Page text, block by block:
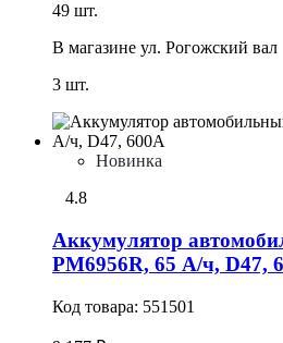
49 шт.
В магазине ул. Рогожский вал
3 шт.
Новинка
4.8
Аккумулятор
PM6956R, 65 А/ч, D47,
Код товара: 551501